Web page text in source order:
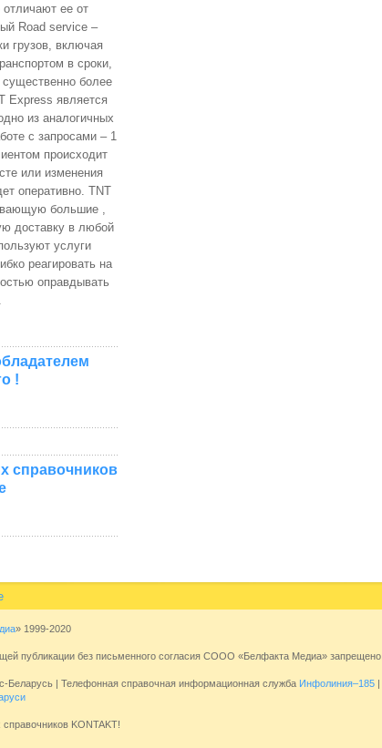
ее от
Road service –
грузов, включая
в сроки,
более
Express является
из аналогичных
с запросами – 1
происходит
или изменения
оперативно. TNT
большие ,
доставку в любой
услуги
реагировать на
оправдывать
!
справочников
» 1999-2020
публикации без письменного согласия СООО «Белфакта Медиа» запрещено.
Беларусь | Телефонная справочная информационная служба Инфолиния–185|
KONTAKT!